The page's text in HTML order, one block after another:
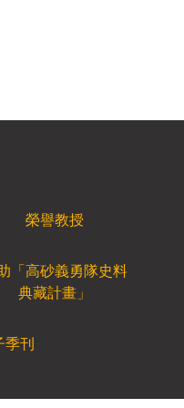
榮譽教授
「高砂義勇隊史料
典藏計畫」
季刊